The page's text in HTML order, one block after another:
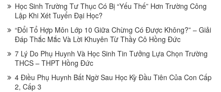
Học Sinh Trường Tư Thục Có Bị “Yếu Thế” Hơn Trường Công
Lập Khi Xét Tuyển Đại Học?
“Đổi Tổ Hợp Môn Lớp 10 Giữa Chừng Có Được Không?” – Giải
Đáp Thắc Mắc Và Lời Khuyên Từ Thầy Cô Hồng Đức
7 Lý Do Phụ Huynh Và Học Sinh Tin Tưởng Lựa Chọn Trường
THCS – THPT Hồng Đức
4 Điều Phụ Huynh Bất Ngờ Sau Học Kỳ Đầu Tiên Của Con Cấp
2, Cấp 3